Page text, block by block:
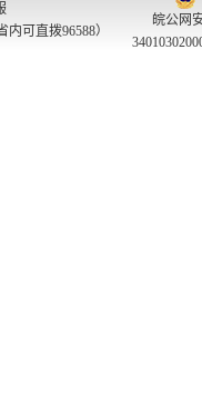
可直拨96588）
皖公网